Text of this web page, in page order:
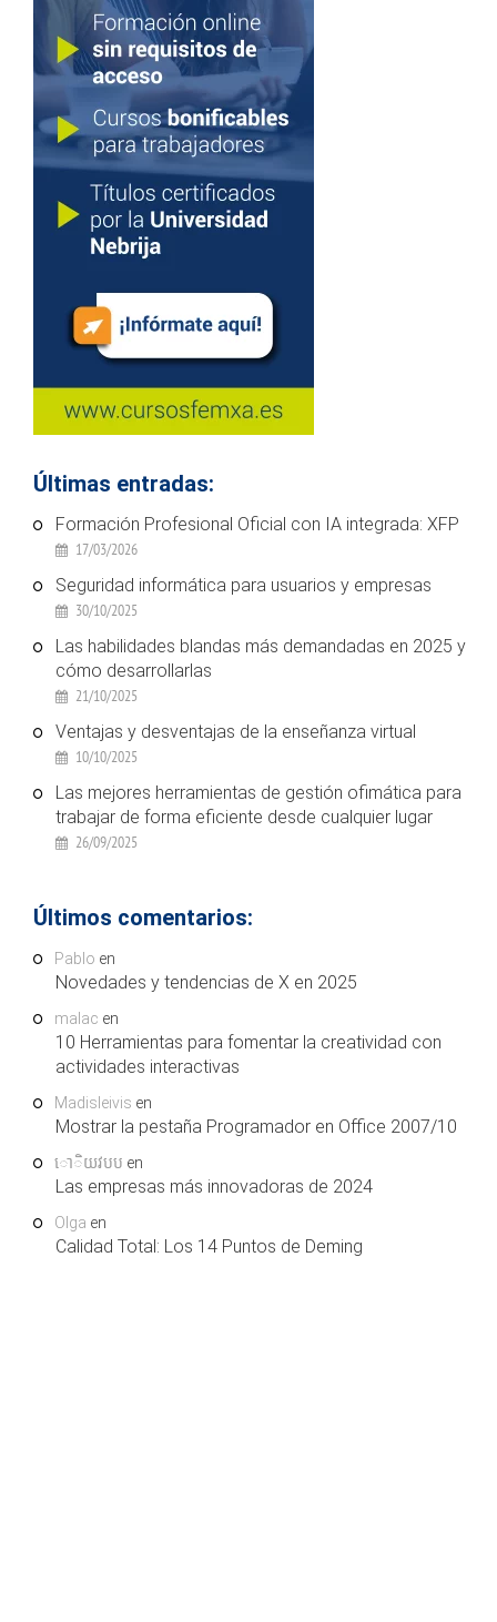
Últimas entradas:
Formación Profesional Oficial con IA integrada: XFP
17/03/2026
Seguridad informática para usuarios y empresas
30/10/2025
Las habilidades blandas más demandadas en 2025 y
cómo desarrollarlas
21/10/2025
Ventajas y desventajas de la enseñanza virtual
10/10/2025
Las mejores herramientas de gestión ofimática para
trabajar de forma eficiente desde cualquier lugar
26/09/2025
Últimos comentarios:
Pablo en
Novedades y tendencias de X en 2025
malac en
10 Herramientas para fomentar la creatividad con
actividades interactivas
Madisleivis en
Mostrar la pestaña Programador en Office 2007/10
ោិយវបប en
Las empresas más innovadoras de 2024
Olga en
Calidad Total: Los 14 Puntos de Deming